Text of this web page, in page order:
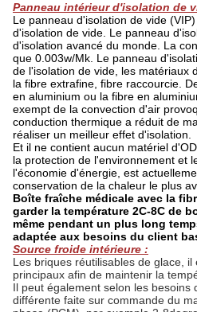
Panneau intérieur d'isolation de
Le panneau d'isolation de vide
d'isolation de vide. Le panneau
d'isolation avancé du monde. La
que 0.003w/Mk. Le panneau
de l'isolation de vide, les matériaux
la fibre extrafine, fibre raccourcie.
en aluminium ou la fibre en
exempt de la convection d'air
conduction thermique a réduit de
réaliser un meilleur effet d'isolation.
Et il ne contient aucun matériel
la protection de l'environnement et
l'économie d'énergie, est
conservation de la chaleur le plus
Boîte fraîche médicale avec la
garder la température 2C-8C de
même pendant un plus long
adaptée aux besoins du client
Source froide intérieure :
Les briques réutilisables de glace,
principaux afin de maintenir la
Il peut également selon les besoins
différente faite sur commande du